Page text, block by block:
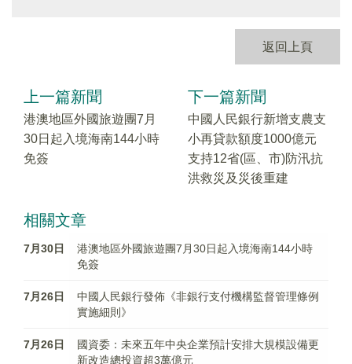
返回上頁
上一篇新聞
港澳地區外國旅遊團7月
30日起入境海南144小時
免簽
下一篇新聞
中國人民銀行新增支農支
小再貸款額度1000億元
支持12省(區、市)防汛抗
洪救災及災後重建
相關文章
7月30日
港澳地區外國旅遊團7月30日起入境海南144小時
免簽
7月26日
中國人民銀行發佈《非銀行支付機構監督管理條例
實施細則》
7月26日
國資委：未來五年中央企業預計安排大規模設備更
新改造總投資超3萬億元